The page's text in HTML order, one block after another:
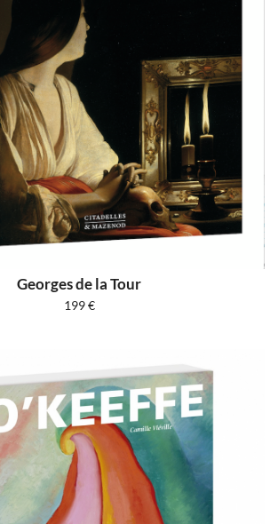
Georges de la Tour
199€